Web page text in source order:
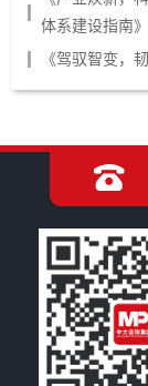
体系建设指南》
《驾驭智变，